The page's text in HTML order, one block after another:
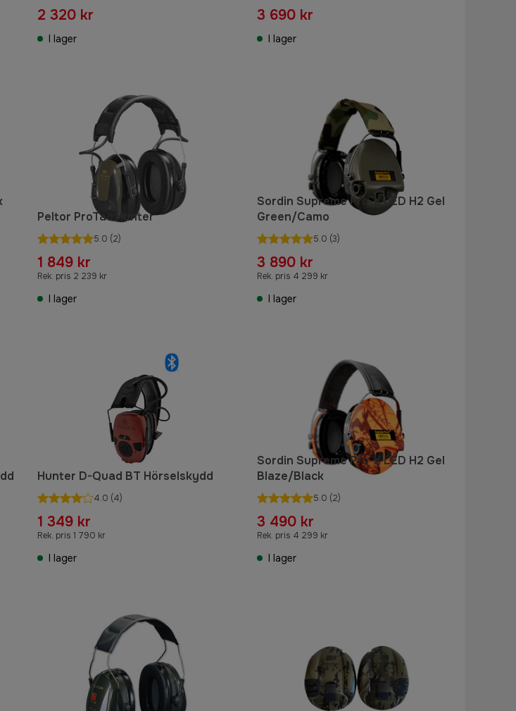
2 320 kr
I lager
3 690 kr
I lager
Peltor ProTac Hunter
5.0 (2)
1 849 kr
Rek. pris 2 239 kr
I lager
Sordin Supreme Pro-X LED H2 Gel
Green/Camo
5.0 (3)
3 890 kr
Rek. pris 4 299 kr
I lager
Hunter D-Quad BT Hörselskydd
4.0 (4)
1 349 kr
Rek. pris 1 790 kr
I lager
Sordin Supreme Pro-X LED H2 Gel
Blaze/Black
5.0 (2)
3 490 kr
Rek. pris 4 299 kr
I lager